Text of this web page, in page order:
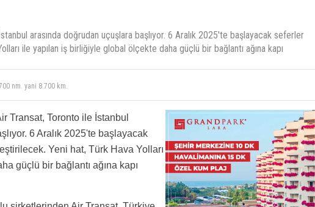
arasında doğrudan uçuşlara başlıyor. 6 Aralık 2025'te başlayacak seferler
ile yapılan iş birliğiyle global ölçekte daha güçlü bir bağlantı ağına kapı
ötesi uçuş
Transat, Toronto ile İstanbul
6 Aralık 2025'te başlayacak
Yeni hat, Türk Hava Yolları
güçlü bir bağlantı ağına kapı